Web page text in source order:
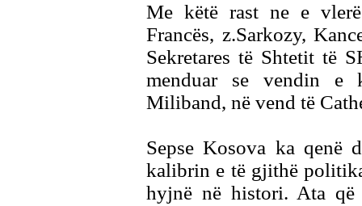
Me këtë rast ne e
Francës, z.Sarkozy,
Sekretares të Shtetit të
menduar se vendin e
Miliband, në vend të
Sepse Kosova ka qenë
kalibrin e të gjithë
hyjnë në histori. Ata